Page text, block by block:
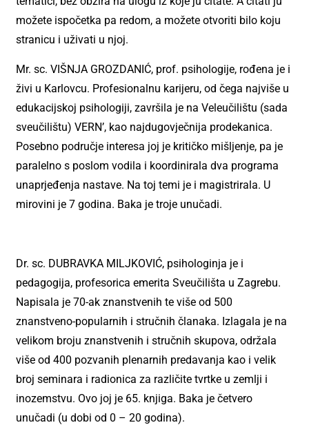
možete ispočetka pa redom, a možete otvoriti bilo koju
stranicu i uživati u njoj.
Mr. sc. VIŠNJA GROZDANIĆ, prof. psihologije, rođena je i
živi u Karlovcu. Profesionalnu karijeru, od čega najviše u
edukacijskoj psihologiji, završila je na Veleučilištu (sada
sveučilištu) VERN’, kao najdugovječnija prodekanica.
Posebno područje interesa joj je kritičko mišljenje, pa je
paralelno s poslom vodila i koordinirala dva programa
unaprjeđenja nastave. Na toj temi je i magistrirala. U
mirovini je 7 godina. Baka je troje unučadi.
Dr. sc. DUBRAVKA MILJKOVIĆ, psihologinja je i
pedagogija, profesorica emerita Sveučilišta u Zagrebu.
Napisala je 70-ak znanstvenih te više od 500
znanstveno-popularnih i stručnih članaka. Izlagala je na
velikom broju znanstvenih i stručnih skupova, održala
više od 400 pozvanih plenarnih predavanja kao i velik
broj seminara i radionica za različite tvrtke u zemlji i
inozemstvu. Ovo joj je 65. knjiga. Baka je četvero
unučadi (u dobi od 0 – 20 godina).